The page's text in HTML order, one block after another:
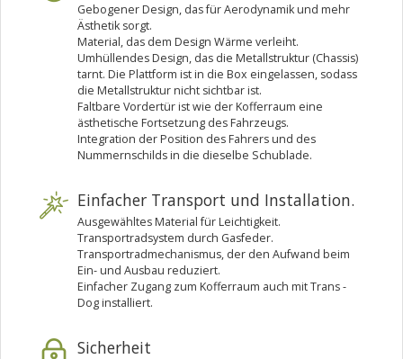
Gebogener Design, das für Aerodynamik und mehr
Ästhetik sorgt.
Material, das dem Design Wärme verleiht.
Umhüllendes Design, das die Metallstruktur (Chassis)
tarnt. Die Plattform ist in die Box eingelassen, sodass
die Metallstruktur nicht sichtbar ist.
Faltbare Vordertür ist wie der Kofferraum eine
ästhetische Fortsetzung des Fahrzeugs.
Integration der Position des Fahrers und des
Nummernschilds in die dieselbe Schublade.
Einfacher Transport und Installation.
Ausgewähltes Material für Leichtigkeit.
Transportradsystem durch Gasfeder.
Transportradmechanismus, der den Aufwand beim
Ein- und Ausbau reduziert.
Einfacher Zugang zum Kofferraum auch mit Trans -
Dog installiert.
Sicherheit